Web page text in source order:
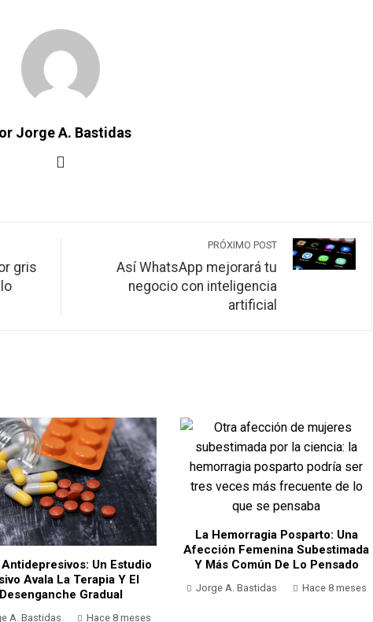
Jorge A. Bastidas
gris
PRÓXIMO POST
Así WhatsApp mejorará tu
negocio con inteligencia
artificial
Antidepresivos: Un Estudio
Avala La Terapia Y El
Desenganche Gradual
A. Bastidas Hace 8 meses
La Hemorragia Posparto: Una
Afección Femenina Subestimada
Y Más Común De Lo Pensado
Jorge A. Bastidas Hace 8 meses